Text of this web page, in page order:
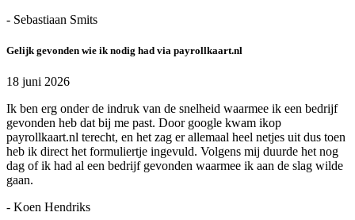
- Sebastiaan Smits
Gelijk gevonden wie ik nodig had via payrollkaart.nl
18 juni 2026
Ik ben erg onder de indruk van de snelheid waarmee ik een bedrijf
gevonden heb dat bij me past. Door google kwam ikop
payrollkaart.nl terecht, en het zag er allemaal heel netjes uit dus toen
heb ik direct het formuliertje ingevuld. Volgens mij duurde het nog
dag of ik had al een bedrijf gevonden waarmee ik aan de slag wilde
gaan.
- Koen Hendriks